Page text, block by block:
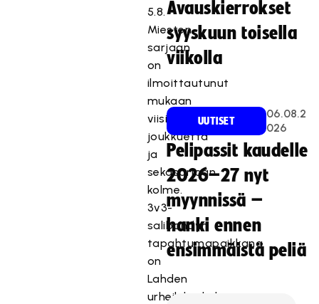
5.8.
Miesten
sarjaan
on
ilmoittautunut
mukaan
viisitoista
joukkuetta
ja
sekasarjaan
kolme.
3v3-
salibandyn
tapahtumapaikkana
on
Lahden
urheilukeskuksen
Avauskierrokset
syyskuun toisella
viikolla
UUTISET
06.08.2
026
Pelipassit kaudelle
2026–27 nyt
myynnissä –
hanki ennen
ensimmäistä peliä